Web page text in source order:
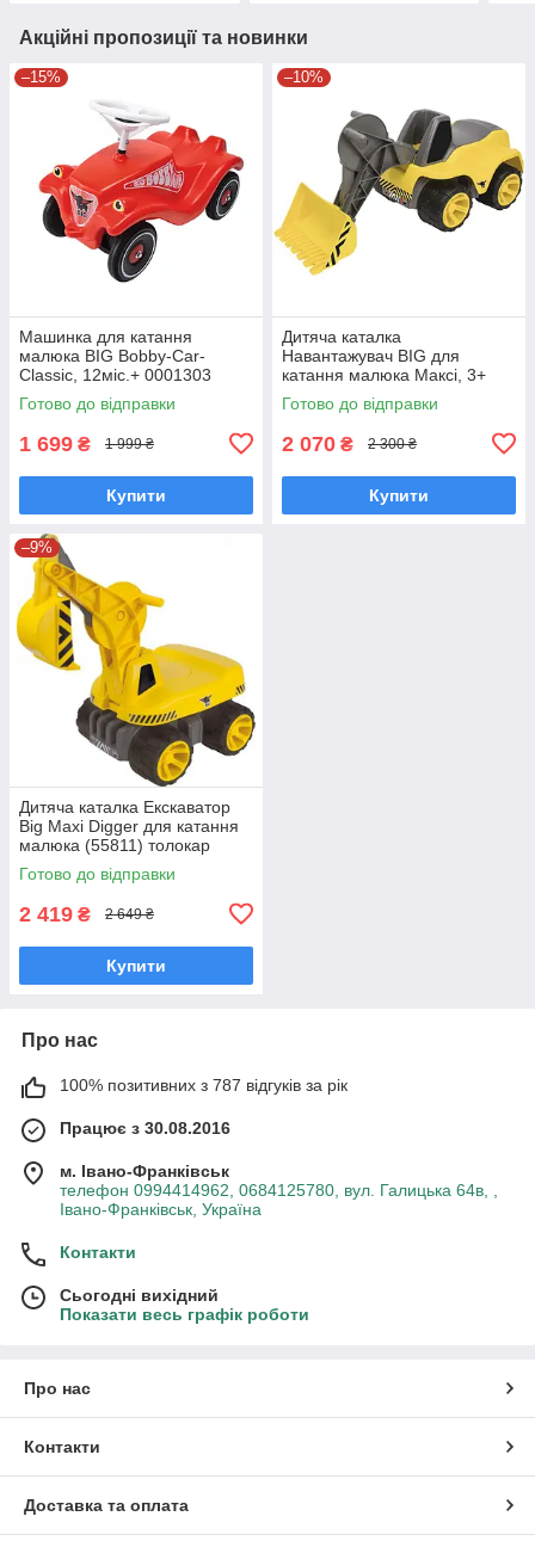
Акційні пропозиції та новинки
–15%
Машинка для катання
малюка BIG Bobby-Car-
Classic, 12міс.+ 0001303
Готово до відправки
1 699 ₴ 1 999 ₴
Купити
–10%
Дитяча каталка
Навантажувач BIG для
катання малюка Максі, 3+
0055813
Готово до відправки
2 070 ₴ 2 300 ₴
Купити
–9%
Дитяча каталка Екскаватор
Big Maxi Digger для катання
малюка (55811) толокар
Готово до відправки
2 419 ₴ 2 649 ₴
Купити
Про нас
100% позитивних з 787 відгуків за рік
Працює з 30.08.2016
м. Івано-Франківськ
телефон 0994414962, 0684125780, вул. Галицька 64в, ,
Івано-Франківськ, Україна
Контакти
Сьогодні вихідний
Показати весь графік роботи
Про нас
Контакти
Доставка та оплата